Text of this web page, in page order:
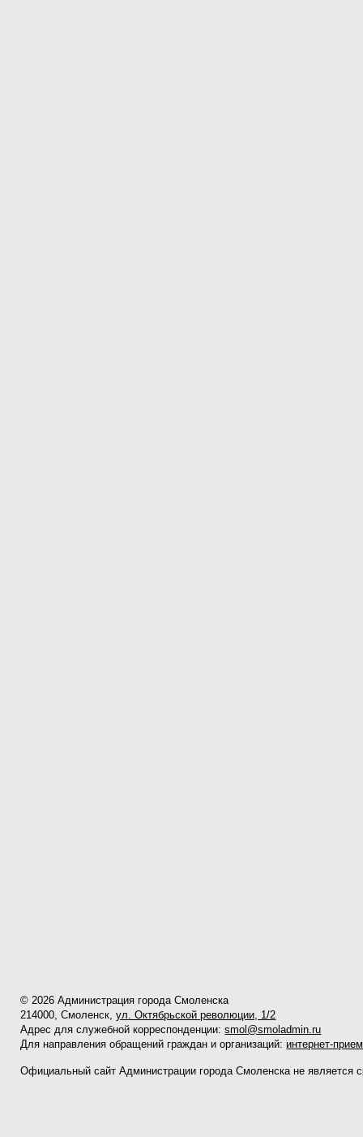
© 2026 Администрация города Смоленска
214000, Смоленск,ул. Октябрьской революции, 1/2
Адрес для служебной корреспонденции:smol@smoladmin.ru
Для направления обращений граждан и организаций: интернет-
Официальный сайт Администрации города Смоленска не является